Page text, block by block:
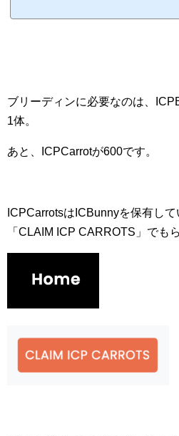
ブリーディンに必要なのは、
1体。
あと、ICPCarrotが600です。
ICPCarrotsはICBunnyを保有し
「CLAIM ICP CARROTS」でも